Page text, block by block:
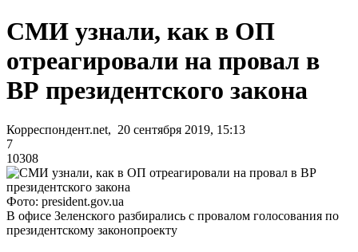
СМИ узнали, как в ОП
отреагировали на провал в
ВР президентского закона
Корреспондент.net, 20 сентября 2019, 15:13
7
10308
Фото: president.gov.ua
В офисе Зеленского разбирались с провалом голосования по
президентскому законопроекту